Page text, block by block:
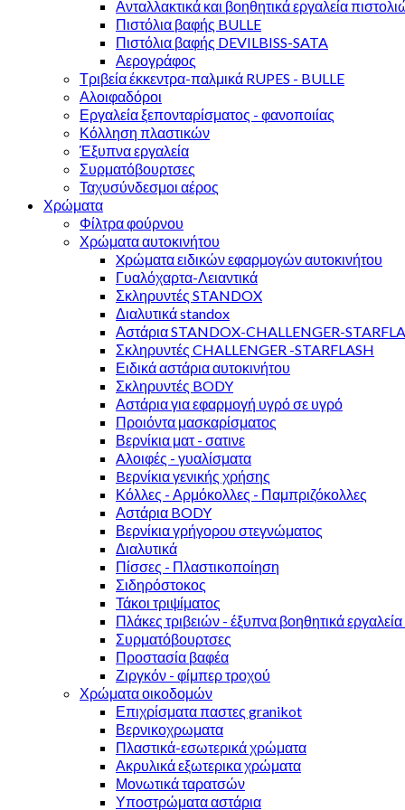
Ανταλλακτικά και βοηθητικά εργαλεία
Πιστόλια βαφής BULLE
Πιστόλια βαφής DEVILBISS-SATA
Αερογράφος
Τριβεία έκκεντρα-παλμικά RUPES - BULLE
Αλοιφαδόροι
Εργαλεία ξεπονταρίσματος - φανοποιίας
Κόλληση πλαστικών
Έξυπνα εργαλεία
Συρματόβουρτσες
Ταχυσύνδεσμοι αέρος
Χρώματα
Φίλτρα φούρνου
Χρώματα αυτοκινήτου
Xρώματα ειδικών εφαρμογών αυτοκινήτου
Γυαλόχαρτα-Λειαντικά
Σκληρυντές STANDOX
Διαλυτικά standox
Αστάρια STANDOX-CHALLENGER-
Σκληρυντές CHALLENGER -STARFLASH
Ειδικά αστάρια αυτοκινήτου
Σκληρυντές BODY
Αστάρια για εφαρμογή υγρό σε υγρό
Προιόντα μασκαρίσματος
Βερνίκια ματ - σατινε
Aλοιφές - γυαλίσματα
Bερνίκια γενικής χρήσης
Κόλλες - Αρμόκολλες - Παμπριζόκολλες
Αστάρια BODY
Βερνίκια γρήγορου στεγνώματος
Διαλυτικά
Πίσσες - Πλαστικοποίηση
Σιδηρόστοκος
Τάκοι τριψίματος
Πλάκες τριβειών - έξυπνα βοηθητικά
Συρματόβουρτσες
Προστασία βαφέα
Ζιργκόν - φίμπερ τροχού
Χρώματα οικοδομών
Επιχρίσματα παστες granikot
Βερνικοχρωματα
Πλαστικά-εσωτερικά χρώματα
Ακρυλικά εξωτερικα χρώματα
Μονωτικά ταρατσών
Υποστρώματα αστάρια